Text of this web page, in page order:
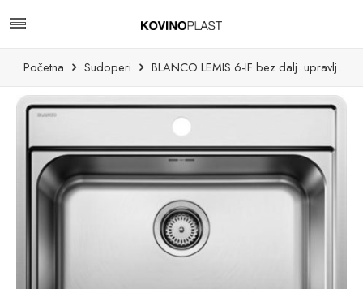
Početna Sudoperi BLANCO LEMIS 6-IF bez dalj. upravlj.